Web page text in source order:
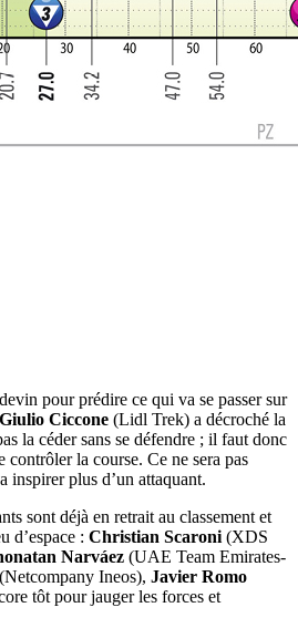
pour prédire ce qui va se passer sur
Giulio Ciccone (Lidl Trek) a décroché la
la céder sans se défendre ; il faut donc
contrôler la course. Ce ne sera pas
inspirer plus d’un attaquant.
sont déjà en retrait au classement et
d’espace : Christian Scaroni (XDS
Narváez (UAE Team Emirates-
(Netcompany Ineos), Javier Romo
tôt pour jauger les forces et